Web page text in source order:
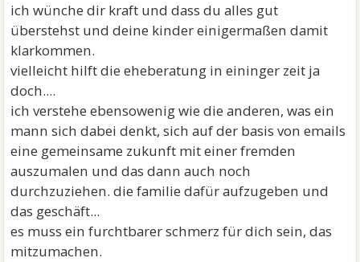
ich wünche dir kraft und dass du alles gut
überstehst und deine kinder einigermaßen damit
klarkommen.
vielleicht hilft die eheberatung in eininger zeit ja
doch....
ich verstehe ebensowenig wie die anderen, was ein
mann sich dabei denkt, sich auf der basis von emails
eine gemeinsame zukunft mit einer fremden
auszumalen und das dann auch noch
durchzuziehen. die familie dafür aufzugeben und
das geschäft...
es muss ein furchtbarer schmerz für dich sein, das
mitzumachen.